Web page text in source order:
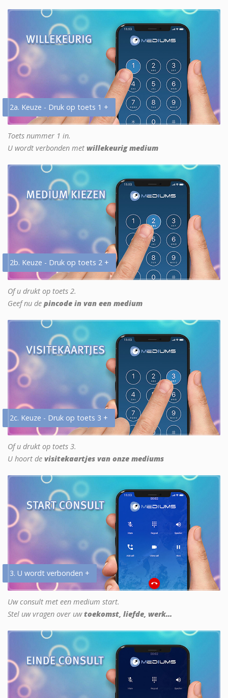
2a. Keuze - Druk op toets 1 +
Toets nummer 1 in.
U wordt verbonden met willekeurig medium
2b. Keuze - Druk op toets 2 +
Of u drukt op toets 2.
Geef nu de pincode in van een medium
2c. Keuze - Druk op toets 3 +
Of u drukt op toets 3.
U hoort de visitekaartjes van onze mediums
3. U wordt verbonden +
Uw consult met een medium start.
Stel uw vragen over uwtoekomst, liefde, werk...